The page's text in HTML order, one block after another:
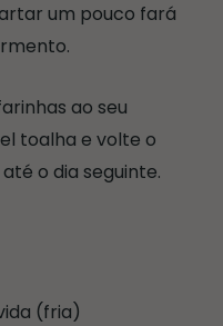
um pouco fará
ao seu
toalha e volte o
o dia seguinte.
(fria)